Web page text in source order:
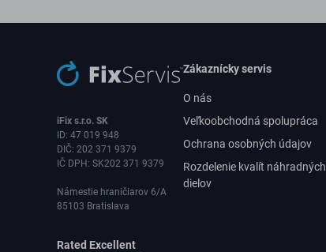
iFix s.r.o. SK
ID: 47 019 948
DIČ: 202 371 9379
IČ DPH: SK202 371 9379
Námestie hraničiarov 6/A
85103 Bratislava
Rated Excellent
Zákaznícky servis
O nás
Veľkoobchodná spolupráca
Ochrana osobných údajov
Rozdelenie kvalít náhradných
dielov